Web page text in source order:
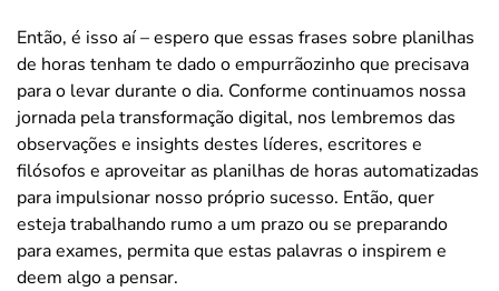
Então, é isso aí – espero que essas frases sobre planilhas
de horas tenham te dado o empurrãozinho que precisava
para o levar durante o dia. Conforme continuamos nossa
jornada pela transformação digital, nos lembremos das
observações e insights destes líderes, escritores e
filósofos e aproveitar as planilhas de horas automatizadas
para impulsionar nosso próprio sucesso. Então, quer
esteja trabalhando rumo a um prazo ou se preparando
para exames, permita que estas palavras o inspirem e
deem algo a pensar.